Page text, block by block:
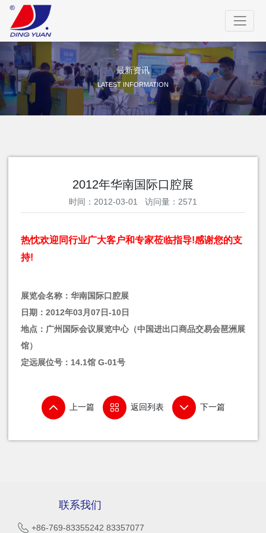
最新资讯
LATEST INFORMATION
2012年华南国际口腔展
时间：2012-03-01 访问量：2571
热忱欢迎同行业广大客户和专家莅临指导!感谢您的支
持!
展览会名称：华南国际口腔展
日期：2012年03月07日-10日
地点： 广州国际会议展览中心（中国进出口商品交易会琶洲展
馆）
定远展位号：14.1馆 G-01号
上一篇 返回列表 下一篇
联系我们
+86-769-83355242 83357077